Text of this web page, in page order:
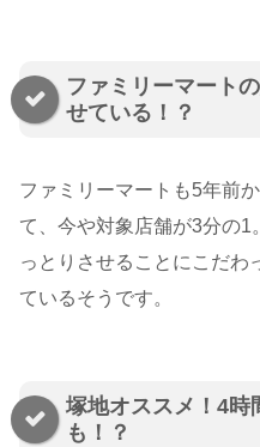
ファミリーマート
せている！？
ファミリーマートも5年前
て、今や対象店舗が3分の
っとりさせることにこだわ
ているそうです。
塚地オススメ！4時
も！？